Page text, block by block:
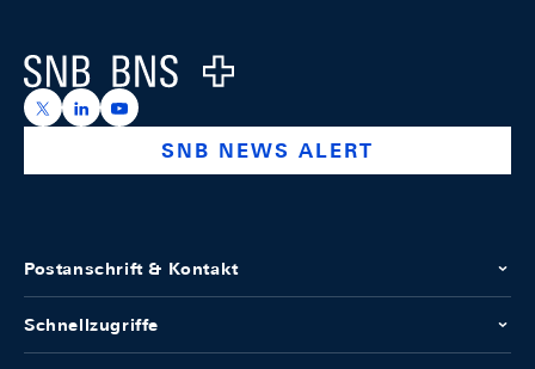
Logo
https://x.com/snb_bns
https://ch.linkedin.com/company/swiss-national-
https://www.youtube.com/@swissnationalbank
SNB NEWS ALERT
Postanschrift & Kontakt
Schnellzugriffe